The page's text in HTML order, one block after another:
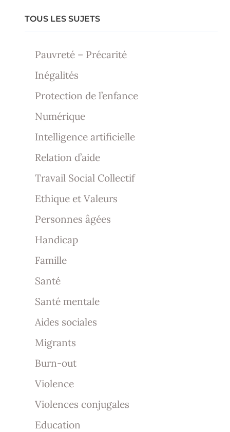
TOUS LES SUJETS
Pauvreté – Précarité
Inégalités
Protection de l’enfance
Numérique
Intelligence artificielle
Relation d’aide
Travail Social Collectif
Ethique et Valeurs
Personnes âgées
Handicap
Famille
Santé
Santé mentale
Aides sociales
Migrants
Burn-out
Violence
Violences conjugales
Education